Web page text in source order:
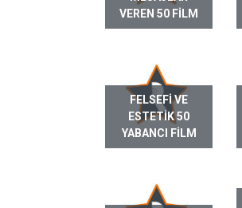
VEREN 50 FILM
FELSEFI VE
ESTETIK 50
YABANCI FILM